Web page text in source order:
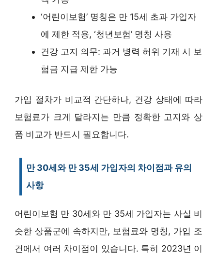
‘어린이보험’ 명칭은 만 15세 초과 가입자
에 제한 적용, ‘청년보험’ 명칭 사용
건강 고지 의무: 과거 병력 허위 기재 시 보
험금 지급 제한 가능
가입 절차가 비교적 간단하나, 건강 상태에 따라
보험료가 크게 달라지는 만큼 정확한 고지와 상
품 비교가 반드시 필요합니다.
만 30세와 만 35세 가입자의 차이점과 유의
사항
어린이보험 만 30세와 만 35세 가입자는 사실 비
슷한 상품군에 속하지만, 보험료와 명칭, 가입 조
건에서 여러 차이점이 있습니다. 특히 2023년 이